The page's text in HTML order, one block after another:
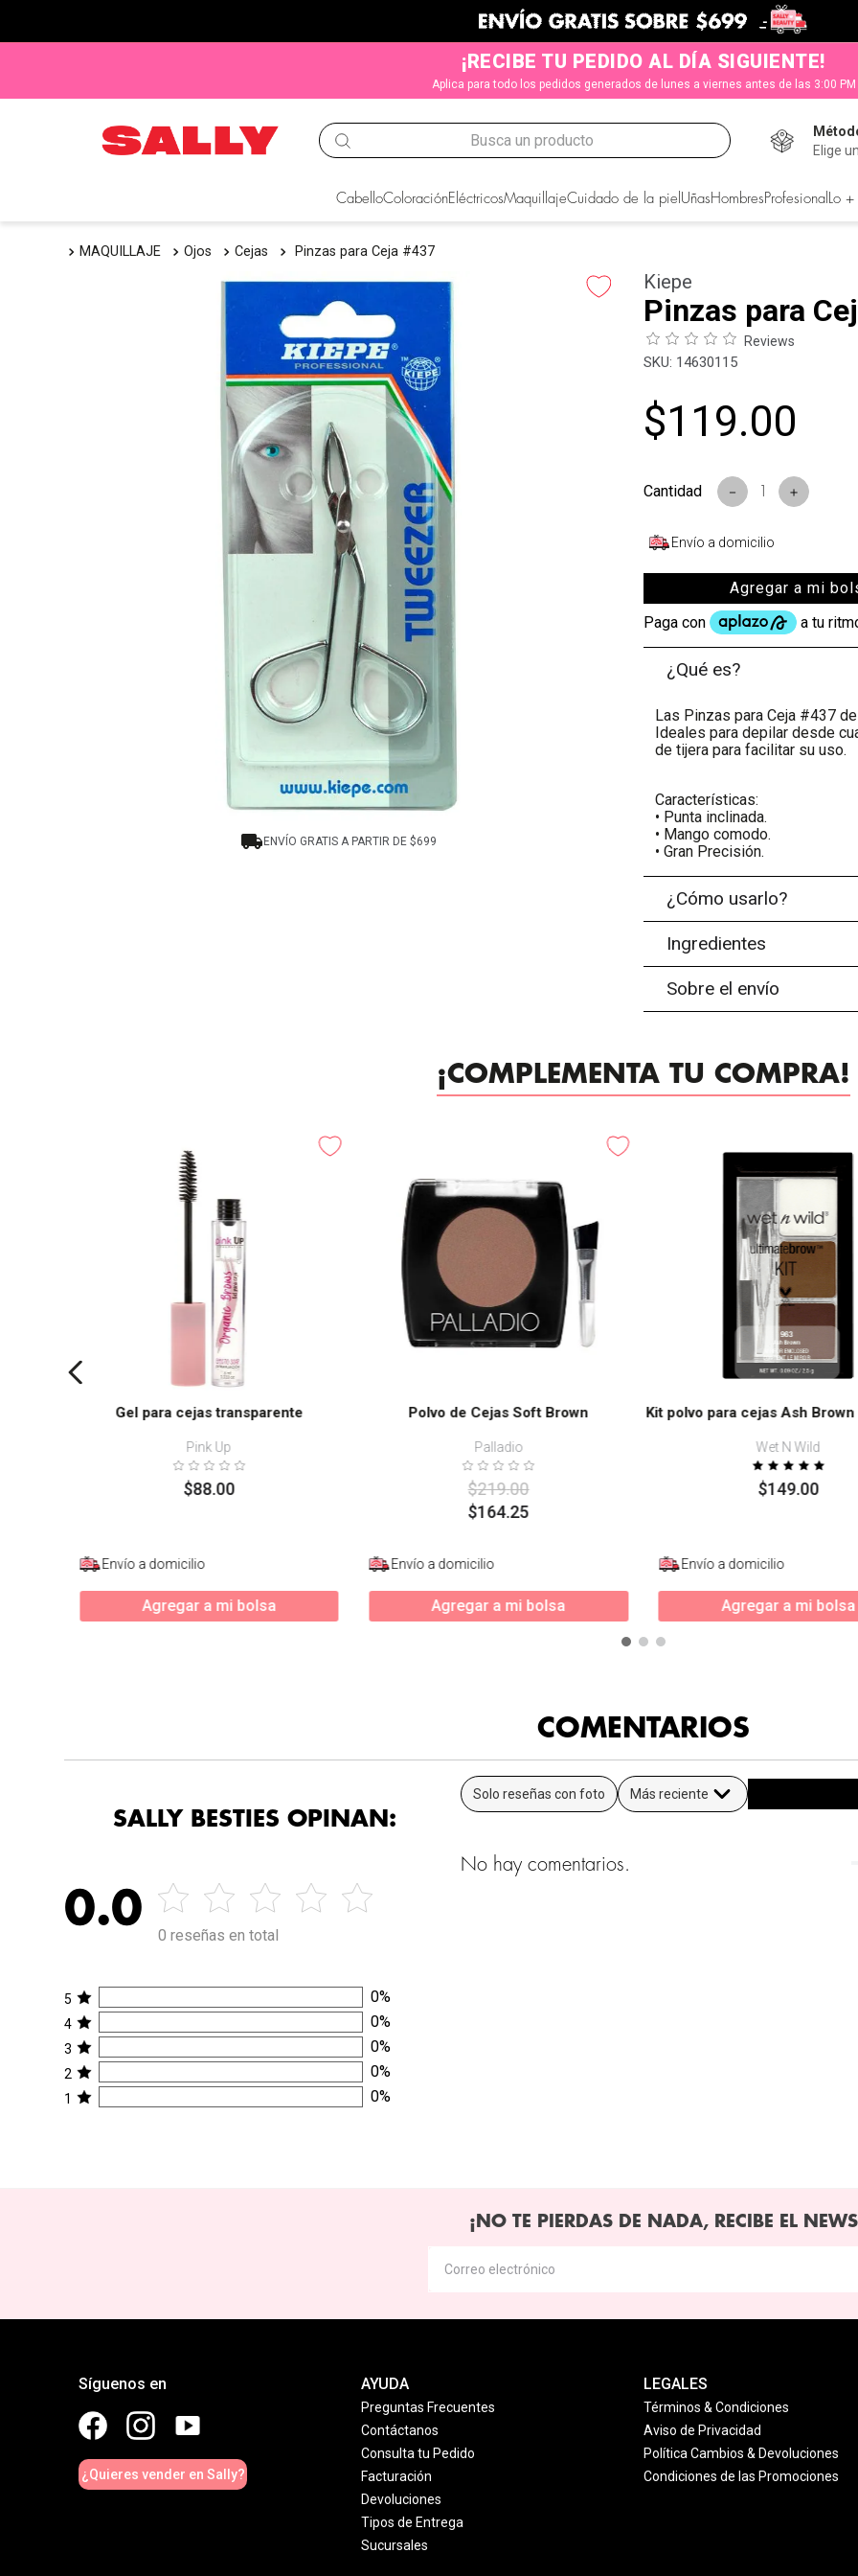
¡RECIBE TU PEDIDO AL DÍA SIGUIENTE!
Aplica para todo los pedidos generados de lunes a viernes antes de las 3:00 PM
Busca un producto
Elige
CabelloColoraciónEléctricosMaquillajeCuidado de la piel Uñas Hombres Profesional Lo
MAQUILLAJE Ojos Cejas Pinzas para Ceja #437
ENVÍO GRATIS A PARTIR DE $699
Kiepe
Pinzas para
Reviews
: 14630115
$119.00
＋
－
Envío a domicilio
Agregar a mi
¿Qué es?
Las Pinzas para Ceja #437
Ideales para depilar desde
de tijera para facilitar su uso.
Características:
• Punta inclinada.
• Mango comodo.
• Gran Precisión.
¿Cómo usarlo?
Ingredientes
Sobre el envío
¡COMPLEMENTA TU COMPRA!
Gel para cejas transparente
Pink Up
$88.00
Envío a domicilio
Agregar a mi bolsa
Polvo de Cejas Soft Brown
Palladio
$219.00
$164.25
Envío a domicilio
Agregar a mi bolsa
Kit polvo para cejas Ash
Wet N Wild
$149.00
Envío a domicilio
Agregar a mi bolsa
COMENTARIOS
SALLY BESTIES OPINAN:
0.0
0 reseñas en total
5 0%
4 0%
3 0%
2 0%
1 0%
Solo reseñas con foto Más reciente
No hay comentarios.
¡NO TE PIERDAS DE NADA, RECIBE EL
Síguenos en
¿Quieres vender en Sally?
AYUDA
Preguntas Frecuentes
Contáctanos
Consulta tu Pedido
Facturación
Devoluciones
Tipos de Entrega
Sucursales
LEGALES
Términos & Condiciones
Aviso de Privacidad
Política Cambios & Devoluciones
Condiciones de las Promociones
TÉRMINOS MÁS BUSCADOS
. igora
cepillos
4. ion
5. olaplex
6. manic panic
7 . tinte
8 tocobo
9 protectores termicos
10. centella